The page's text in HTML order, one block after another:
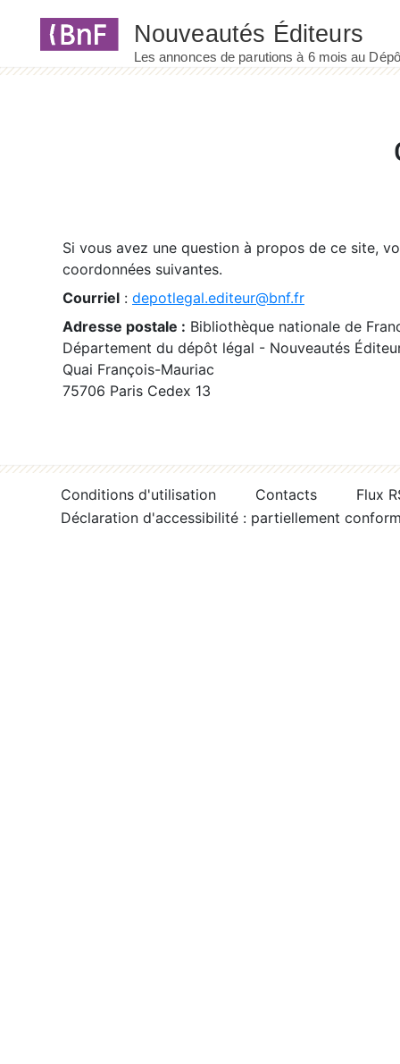
Si vous avez une question à propos de ce site,
coordonnées suivantes.
Courriel : depotlegal.editeur@bnf.fr
Adresse postale : Bibliothèque nationale de
Département du dépôt légal - Nouveautés
Quai François-Mauriac
75706 Paris Cedex 13
Conditions d'utilisation Contacts
Flux
Déclaration d'accessibilité : partiellement